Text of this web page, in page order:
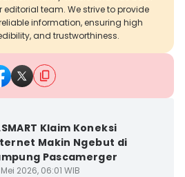
editorial team. We strive to provide
information, ensuring high
and trustworthiness.
Klaim Koneksi
Makin Ngebut di
Pascamerger
2026, 06:01 WIB